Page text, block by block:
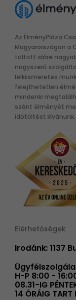
Az ÉlményPláza
Magyarországon a
töltött időre
nagyszerű
lelkiismeretes
felejthetetlen
mindenki
szánt élményét
időtöltést kívánunk.
Elérhetőségek
Irodánk: 1137
H-P 8:00 -
08.31-IG
14 ÓRÁIG TART